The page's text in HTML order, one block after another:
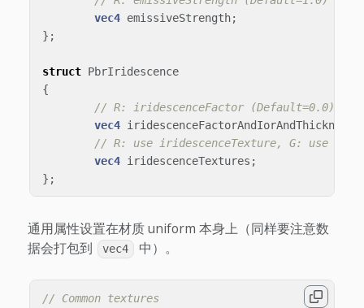
vec4 emissiveStrength;
};
struct PbrIridescence
{
// R: iridescenceFactor (Default=0.0), G:
vec4
// R: use iridescenceTexture, G: use
vec4 iridescenceTextures ;
};
通用属性设置在材质 uniform 本身上（同样要注意数
据会打包到
vec4 中）。
// Common textures